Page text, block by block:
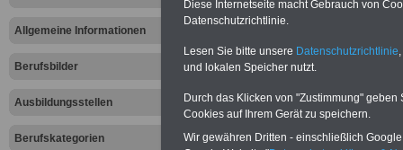
Allgemeine Informationen
Berufsbilder
Ausbildungsstellen
Berufskategorien
Online-Vergleich Gesetzliche
Krankenkassen
Vorteile der Privaten
Krankenversicherung
Diese Internetseite macht Gebrauch von
Datenschutzrichtlinie.
Lesen Sie bitte unsere Datenschutzrichtlinie
und lokalen Speicher nutzt.
Durch das Klicken von "Zustimmung"
Cookies auf Ihrem Gerät zu speichern.
Wir gewähren Dritten - einschließlich